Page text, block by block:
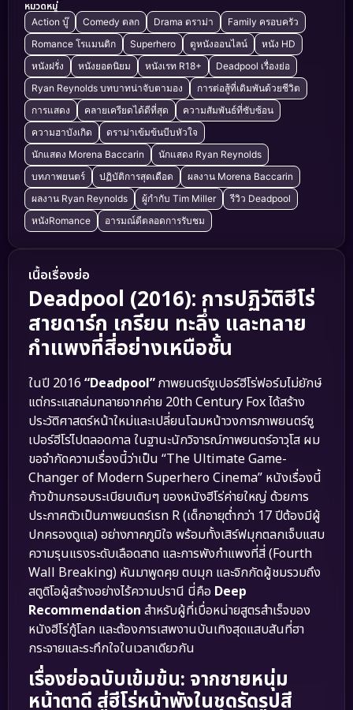
หมวดหมู่
Action บู๊ Comedy ตลก Drama ดราม่า
Family ครอบครัว
Romance โรแมนติก
Superhero ดูหนังออนไลน์
หนัง HD
หนังฝรั่ง
หนังยอดนิยม หนังเรท R18+
Deadpool เรื่องย่อ
Ryan Reynolds บทบาทน่าจับตามอง
การต่อสู้ที่เดิมพันด้วยชีวิต
การแสดง
คลายเครียดได้ดีที่สุด
ความสัมพันธ์ที่ซับซ้อน
ความฮาบังเกิด
ดราม่าเข้มข้นบีบหัวใจ
นักแสดง Morena Baccarin
นักแสดง Ryan Reynolds
บทภาพยนตร์
ปฏิบัติการสุดเดือด
ผลงาน Morena Baccarin
ผลงาน Ryan Reynolds
ผู้กำกับ Tim Miller
รีวิว Deadpool
หนังRomance
อารมณ์ดีตลอดการรับชม
เนื้อเรื่องย่อ
Deadpool (2016): การปฏิวัติฮีโร่
สายดาร์ก เกรียน ทะลึ่ง และทลาย
กำแพงที่สี่อย่างเหนือชั้น
ในปี 2016 “Deadpool”ภาพยนตร์ซูเปอร์ฮีโร่ฟอร์มไม่ยักษ์
แต่กระแสถล่มทลายจากค่าย 20th Century Fox ได้สร้าง
ประวัติศาสตร์หน้าใหม่และเปลี่ยนโฉมหน้าวงการภาพยนตร์ซู
เปอร์ฮีโร่ไปตลอดกาล ในฐานะนักวิจารณ์ภาพยนตร์อาวุโส ผม
ขอจำกัดความเรื่องนี้ว่าเป็น “The Ultimate Game-
Changer of Modern Superhero Cinema” หนังเรื่องนี้
ก้าวข้ามกรอบระเบียบเดิมๆ ของหนังฮีโร่ค่ายใหญ่ ด้วยการ
ประกาศตัวเป็นภาพยนตร์เรท R (เด็กอายุต่ำกว่า 17 ปีต้องมีผู้
ปกครองดูแล) อย่างภาคภูมิใจ พร้อมทั้งเสิร์ฟมุกตลกเจ็บแสบ
ความรุนแรงระดับเลือดสาด และการพังกำแพงที่สี่ (Fourth
Wall Breaking) หันมาพูดคุย ตบมุก และจิกกัดผู้ชมรวมถึง
สตูดิโอผู้สร้างอย่างไร้ความปรานี นี่คือ Deep
Recommendation สำหรับผู้ที่เบื่อหน่ายสูตรสำเร็จของ
หนังฮีโร่กู้โลก และต้องการเสพงานบันเทิงสุดแสบสันที่ฮา
กระจายและระทึกใจในเวลาเดียวกัน
เรื่องย่อฉบับเข้มข้น: จากชายหนุ่ม
หน้าตาดี สู่ฮีโร่หน้าพังในชุดรัดรูปสี